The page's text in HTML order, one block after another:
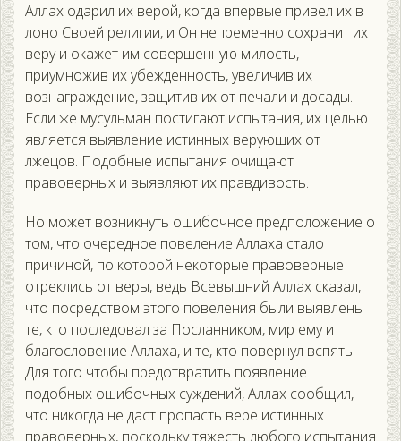
Аллах одарил их верой, когда впервые привел их в
лоно Своей религии, и Он непременно сохранит их
веру и окажет им совершенную милость,
приумножив их убежденность, увеличив их
вознаграждение, защитив их от печали и досады.
Если же мусульман постигают испытания, их целью
является выявление истинных верующих от
лжецов. Подобные испытания очищают
правоверных и выявляют их правдивость.
Но может возникнуть ошибочное предположение о
том, что очередное повеление Аллаха стало
причиной, по которой некоторые правоверные
отреклись от веры, ведь Всевышний Аллах сказал,
что посредством этого повеления были выявлены
те, кто последовал за Посланником, мир ему и
благословение Аллаха, и те, кто повернул вспять.
Для того чтобы предотвратить появление
подобных ошибочных суждений, Аллах сообщил,
что никогда не даст пропасть вере истинных
правоверных, поскольку тяжесть любого испытания